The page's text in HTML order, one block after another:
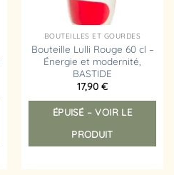
BOUTEILLES ET GOURDES
Bouteille Lulli Rouge 60 cl –
Énergie et modernité,
BASTIDE
17,90 €
ÉPUISÉ – VOIR LE
PRODUIT